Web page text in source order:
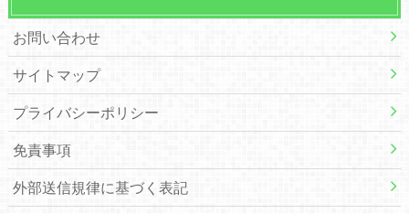
お問い合わせ
サイトマップ
プライバシーポリシー
免責事項
外部送信規律に基づく表記